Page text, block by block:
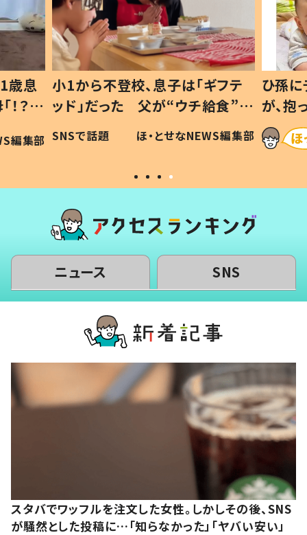
歳息
？」
編集部
小1から不登校、息子は「ギフテ
ッド」だった 父が“ウチ給食”を
作り続ける理由とは #令和の親
#令和の子
SNSで話題 ほ・とせなNEWS編集部
ひ孫
が、
「涙が
い」
ニュース SNS
スタバでワッフルを注文した女性。しかしその後、SNS
が騒然とした投稿に…「知らなかった」「ヤバい安い」